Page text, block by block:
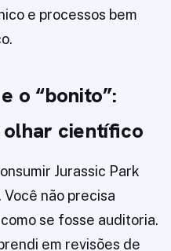
e processos bem
o “bonito”:
científico
Jurassic Park
não precisa
se fosse auditoria.
em revisões de